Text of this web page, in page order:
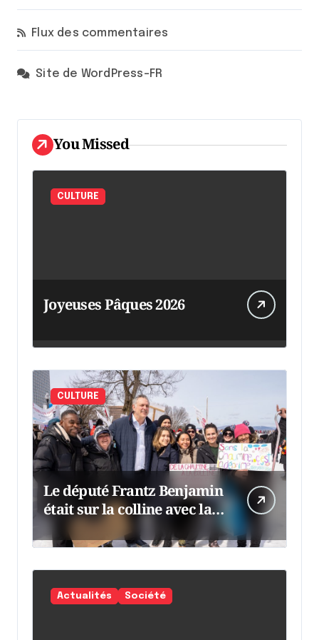
Flux des commentaires
Site de WordPress-FR
You Missed
CULTURE
Joyeuses Pâques 2026
CULTURE
Le député Frantz Benjamin
était sur la colline avec la
chaumine
Actualités Société